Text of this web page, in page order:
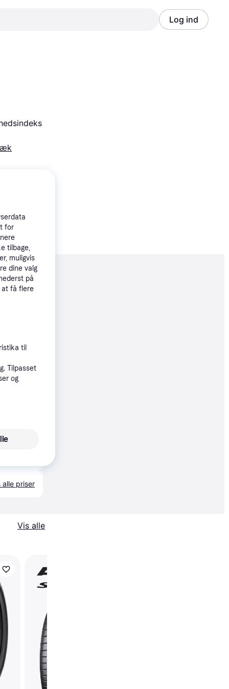
Log ind
kr.
alle priser
Vis alle
for
tilbage,
muligvis
dine valg
på
at få flere
til
Tilpasset
og